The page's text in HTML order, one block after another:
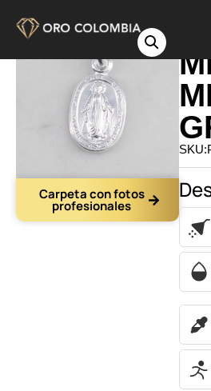
Carpeta con fotos
profesionales